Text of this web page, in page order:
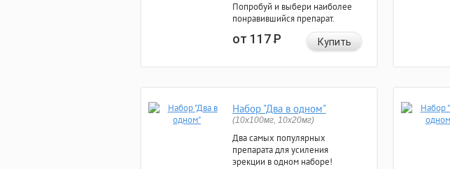
Попробуй и выбери наиболее
понравившийся препарат.
от 117Р Купить
Набор "Два в одном"
(10x100мг, 10x20мг)
Два самых популярных
препарата для усиления
эрекции в одном наборе!